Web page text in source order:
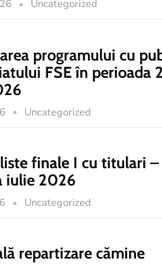
Uncategorized
programului cu
FSE în perioada
Uncategorized
finale I cu titulari
iulie 2026
Uncategorized
repartizare cămine